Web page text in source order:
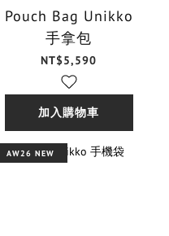
Pouch Bag Unikko
手拿包
NT$5,590
加入購物車
AW26 NEW